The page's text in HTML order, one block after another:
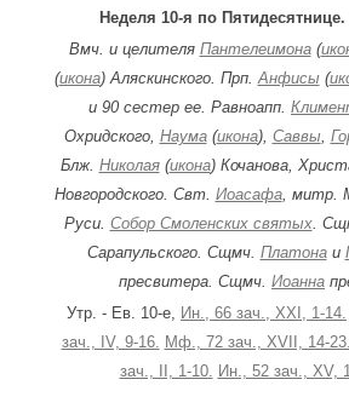
Неделя 10-я по Пятидесятнице.
Вмч. и целителя Пантелеимона(
(икона) Аляскинского. Прп. Анфисы(
и 90 сестер ее. Равноапп.
Охридского, Наума(икона), Саввы,
Блж. Николая(икона) Кочанова,
Новгородского. Свт. Иоасафа, митр.
Руси. Собор Смоленских святых.
Сарапульского. Сщмч. Платонаи
пресвитера. Сщмч. Иоанна
Утр. - Ев. 10-е, Ин., 66 зач., XXI, 1-14.
зач., IV, 9-16. Мф., 72 зач., XVII, 14-23.
зач., II, 1-10. Ин., 52 зач., XV,